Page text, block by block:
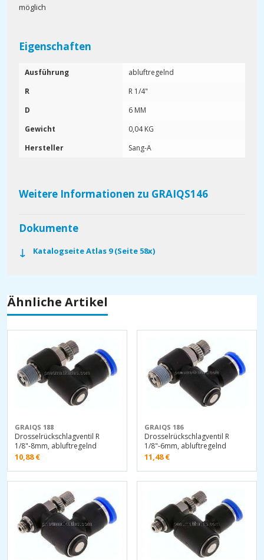
möglich
Eigenschaften
Ausführung
abluftregelnd
R
R 1/4"
D
6 MM
Gewicht
0,04 KG
Hersteller
Sang-A
Weitere Informationen zu GRAIQS146
Dokumente
Katalogseite Atlas 9 (Seite 58x)
Ähnliche Artikel
GRAIQS 188
Drosselrückschlagventil R
1/8"-8mm, abluftregelnd
10,88€
GRAIQS 186
Drosselrückschlagventil R
1/8"-6mm, abluftregelnd
11,48€